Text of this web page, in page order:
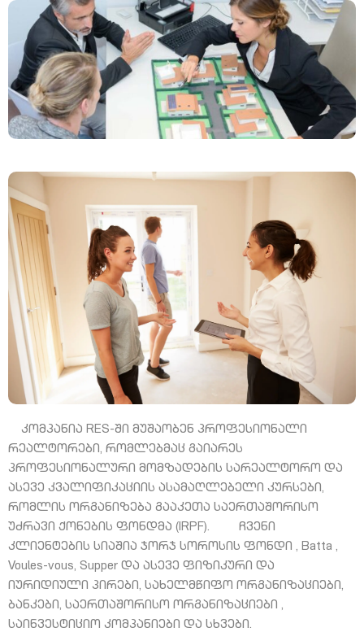
კომპანია RES-ში მუშაობენ პროფესიონალი
რეალტორები, რომლებმაც გაიარეს
პროფესიონალური მომზადების სარეალტორო და
ასევე კვალიფიკაციის ასამაღლებელი კურსები,
რომლის ორგანიზება გააკეთა საერთაშორისო
უძრავი ქონების ფონდმა (IRPF). ჩვენი
კლიენტების სიაშია ჯორჯ სოროსის ფონდი , Batta ,
Voules-vous, Supper და ასევე ფიზიკური და
იურიდიული პირები, სახელმწიფო ორგანიზაციები,
ბანკები, საერთაშორისო ორგანიზაციები ,
საინვესტიციო კომპანიები და სხვები.